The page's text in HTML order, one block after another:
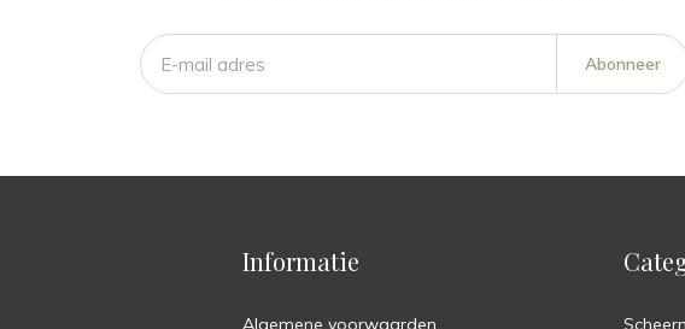
Abonneer
Informatie
Algemene voorwaarden